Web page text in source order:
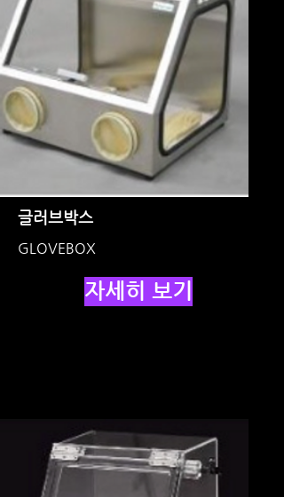
글러브박스
GLOVEBOX
자세히 보기